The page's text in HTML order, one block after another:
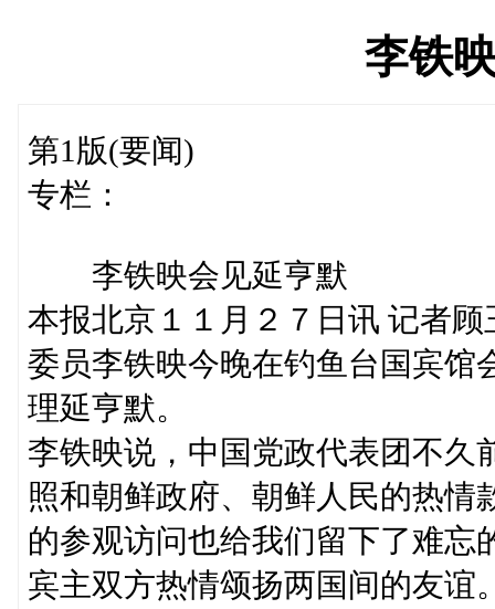
李铁
第1版(要闻)
专栏：
李铁映会见延亨默
本报北京１１月２７日讯 记者
委员李铁映今晚在钓鱼台国宾馆
理延亨默。
李铁映说，中国党政代表团不久
照和朝鲜政府、朝鲜人民的热情
的参观访问也给我们留下了难忘
宾主双方热情颂扬两国间的友谊